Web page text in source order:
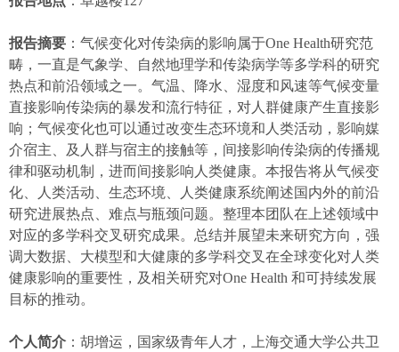
报告摘要 ：气候变化对传染病的影响属于One Health研究范
畴，一直是气象学、自然地理学和传染病学等多学科的研究
热点和前沿领域之一。气温、降水、湿度和风速等气候变量
直接影响传染病的暴发和流行特征，对人群健康产生直接影
响；气候变化也可以通过改变生态环境和人类活动，影响媒
介宿主、及人群与宿主的接触等，间接影响传染病的传播规
律和驱动机制，进而间接影响人类健康。本报告将从气候变
化、人类活动、生态环境、人类健康系统阐述国内外的前沿
研究进展热点、难点与瓶颈问题。整理本团队在上述领域中
对应的多学科交叉研究成果。总结并展望未来研究方向，强
调大数据、大模型和大健康的多学科交叉在全球变化对人类
健康影响的重要性，及相关研究对One Health 和可持续发展
目标的推动。
个人简介 ：胡增运，国家级青年人才，上海交通大学公共卫